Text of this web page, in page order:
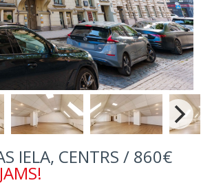
IELA, CENTRS / 860€